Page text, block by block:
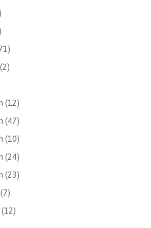
(2)
(12)
(47)
(10)
(24)
(23)
(7)